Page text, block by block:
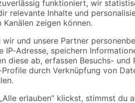
Bestseller
binderholz